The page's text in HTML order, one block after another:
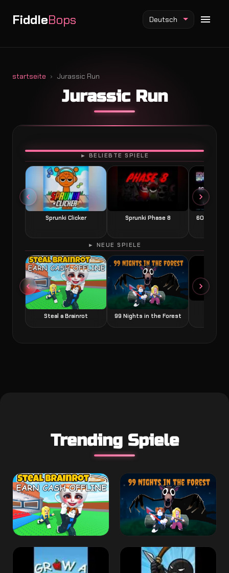
FiddleBops
Fiddlebops Mod
Incredibox Mod
Sprunki Mod
Deutsch
startseite Jurassic Run
Jurassic Run
► BELIEBTE SPIELE
Sprunki Clicker Sprunki Phase 8 60
SPIELEN
► NEUE SPIELE
Steal a Brainrot 99 Nights in the Forest
Trending Spiele